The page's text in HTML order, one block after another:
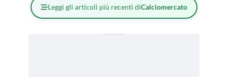
Leggi gli articoli più recenti diCalciomercato